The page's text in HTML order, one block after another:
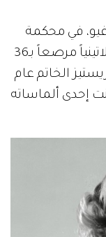
في محكمة
بسان فرانسيسكو، أهداها جو خاتماً بلاتينياً مرصعاً بـ36
الخاتم عام
أنه كانت إحدى ألماساته